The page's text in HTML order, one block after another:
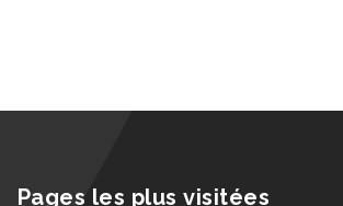
Pages les plus visitées